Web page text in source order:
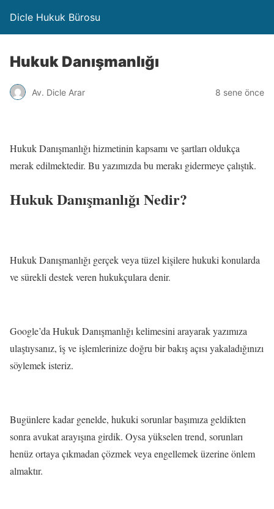
Dicle Hukuk Bürosu
Hukuk Danışmanlığı
Av. Dicle Arar 8 sene önce
Hukuk Danışmanlığı hizmetinin kapsamı ve şartları oldukça
merak edilmektedir. Bu yazımızda bu merakı gidermeye çalıştık.
Hukuk Danışmanlığı Nedir?
Hukuk Danışmanlığı gerçek veya tüzel kişilere hukuki konularda
ve sürekli destek veren hukukçulara denir.
Google’da Hukuk Danışmanlığı kelimesini arayarak yazımıza
ulaştıysanız, i̇ş ve işlemlerinize doğru bir bakış açısı yakaladığınızı
söylemek isteriz.
Bugünlere kadar genelde, hukuki sorunlar başımıza geldikten
sonra avukat arayışına girdik. Oysa yükselen trend, sorunları
henüz ortaya çıkmadan çözmek veya engellemek üzerine önlem
almaktır.